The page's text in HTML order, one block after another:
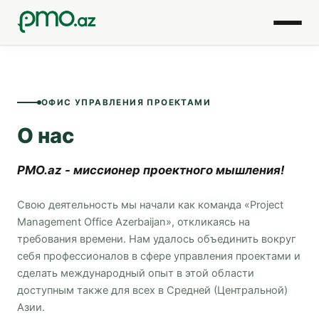
О нас
Сертификация
Консультация
Контакты
ОФИС УПРАВЛЕНИЯ ПРОЕКТАМИ
О нас
PMO.az - миссионер проектного мышления!
Свою деятельность мы начали как команда «Project
Management Office Azerbaijan», откликаясь на
требования времени. Нам удалось объединить вокруг
себя профессионалов в сфере управления проектами и
сделать международный опыт в этой области
доступным также для всех в Средней (Центральной)
Азии.